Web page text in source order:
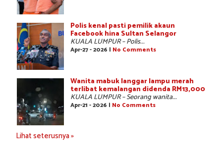
Polis kenal pasti pemilik akaun
Facebook hina Sultan Selangor
KUALA LUMPUR – Polis...
Apr-27 - 2026 | No Comments
Wanita mabuk langgar lampu merah
terlibat kemalangan didenda RM13,000
KUALA LUMPUR – Seorang wanita...
Apr-21 - 2026 | No Comments
Lihat seterusnya »